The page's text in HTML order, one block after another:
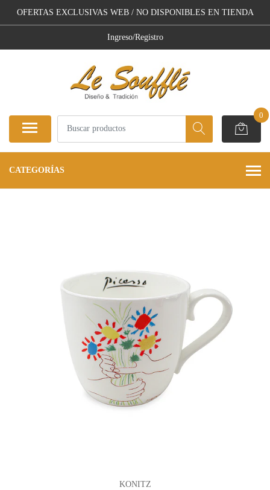
OFERTAS EXCLUSIVAS WEB / NO DISPONIBLES EN TIENDA
Ingreso/Registro
0
CATEGORÍAS
KONITZ